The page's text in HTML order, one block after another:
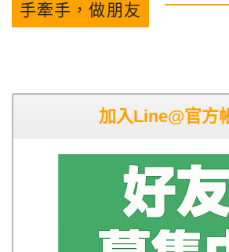
手牽手，做朋友
加入Line@官方